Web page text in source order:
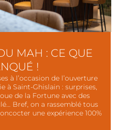
MAH : CE QUE
!
à l’occasion de l’ouverture
à Saint-Ghislain : surprises,
de la Fortune avec des
Bref, on a rassemblé tous
une expérience 100%